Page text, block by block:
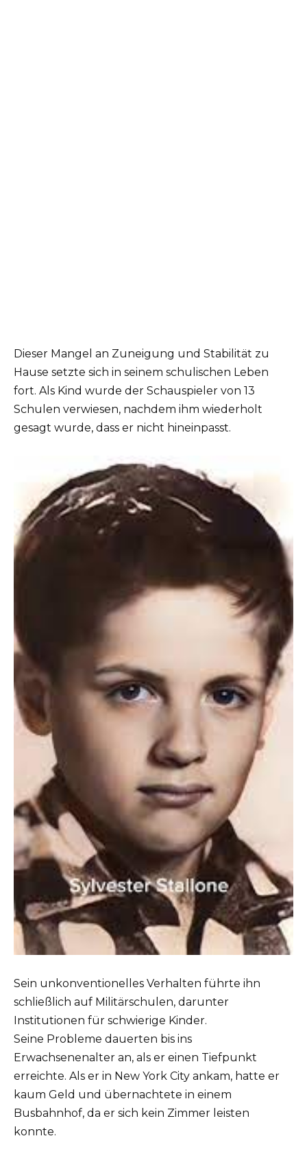
Dieser Mangel an Zuneigung und Stabilität zu
Hause setzte sich in seinem schulischen Leben
fort. Als Kind wurde der Schauspieler von 13
Schulen verwiesen, nachdem ihm wiederholt
gesagt wurde, dass er nicht hineinpasst.
Sein unkonventionelles Verhalten führte ihn
schließlich auf Militärschulen, darunter
Institutionen für schwierige Kinder.
Seine Probleme dauerten bis ins
Erwachsenenalter an, als er einen Tiefpunkt
erreichte. Als er in New York City ankam, hatte er
kaum Geld und übernachtete in einem
Busbahnhof, da er sich kein Zimmer leisten
konnte.